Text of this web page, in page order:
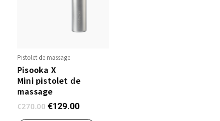
Pistolet de massage
Pisooka X
Mini pistolet de
massage
€270.00 €129.00